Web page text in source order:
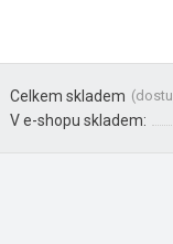
Celkem skladem (
V e-shopu skladem: